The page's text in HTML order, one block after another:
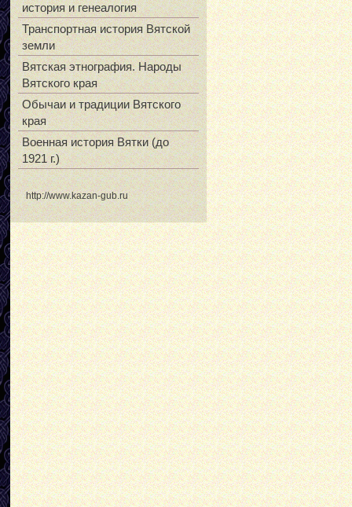
история и генеалогия
Транспортная история Вятской
земли
Вятская этнография. Народы
Вятского края
Обычаи и традиции Вятского
края
Военная история Вятки (до
1921 г.)
http://www.kazan-gub.ru